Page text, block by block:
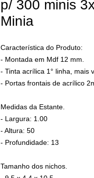
p/ 300 minis
Minia
Característica do Produto:
- Montada em Mdf 12 mm.
- Tinta acrílica 1° linha, mais
- Portas frontais de acrílico
Medidas da Estante.
- Largura: 1.00
- Altura: 50
- Profundidade: 13
Tamanho dos nichos.